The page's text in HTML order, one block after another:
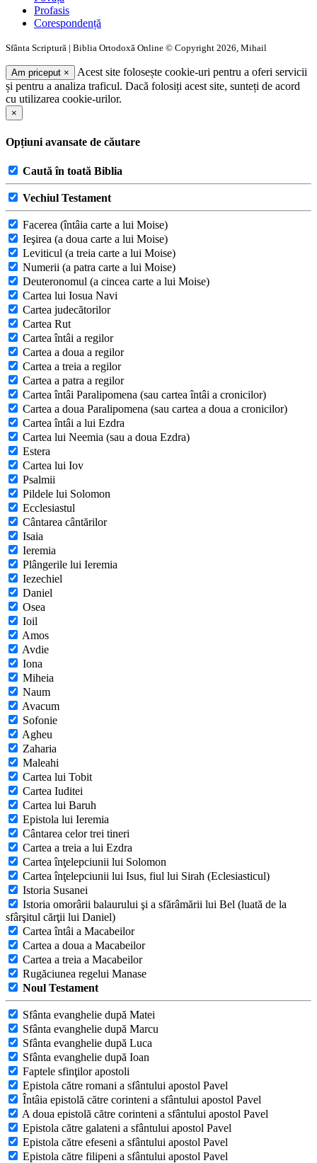
Profasis
Corespondență
Sfânta Scriptură | Biblia Ortodoxă Online © Copyright 2026, Mihail
Am priceput ×
Acest site folosește cookie-uri pentru a oferi servicii
și pentru a analiza traficul. Dacă folosiți acest site, sunteți de acord
cu utilizarea cookie-urilor.
×
Opțiuni avansate de căutare
Caută în toată Biblia
Vechiul Testament
Facerea (întâia carte a lui Moise)
Ieşirea (a doua carte a lui Moise)
Leviticul (a treia carte a lui Moise)
Numerii (a patra carte a lui Moise)
Deuteronomul (a cincea carte a lui Moise)
Cartea lui Iosua Navi
Cartea judecătorilor
Cartea Rut
Cartea întâi a regilor
Cartea a doua a regilor
Cartea a treia a regilor
Cartea a patra a regilor
Cartea întâi Paralipomena (sau cartea întâi a cronicilor)
Cartea a doua Paralipomena (sau cartea a doua a cronicilor)
Cartea întâi a lui Ezdra
Cartea lui Neemia (sau a doua Ezdra)
Estera
Cartea lui Iov
Psalmii
Pildele lui Solomon
Ecclesiastul
Cântarea cântărilor
Isaia
Ieremia
Plângerile lui Ieremia
Iezechiel
Daniel
Osea
Ioil
Amos
Avdie
Iona
Miheia
Naum
Avacum
Sofonie
Agheu
Zaharia
Maleahi
Cartea lui Tobit
Cartea Iuditei
Cartea lui Baruh
Epistola lui Ieremia
Cântarea celor trei tineri
Cartea a treia a lui Ezdra
Cartea înţelepciunii lui Solomon
Cartea înţelepciunii lui Isus, fiul lui Sirah (Eclesiasticul)
Istoria Susanei
Istoria omorârii balaurului şi a sfărâmării lui Bel (luată de la
sfârşitul cărţii lui Daniel)
Cartea întâi a Macabeilor
Cartea a doua a Macabeilor
Cartea a treia a Macabeilor
Rugăciunea regelui Manase
Noul Testament
Sfânta evanghelie după Matei
Sfânta evanghelie după Marcu
Sfânta evanghelie după Luca
Sfânta evanghelie după Ioan
Faptele sfinţilor apostoli
Epistola către romani a sfântului apostol Pavel
Întâia epistolă către corinteni a sfântului apostol Pavel
A doua epistolă către corinteni a sfântului apostol Pavel
Epistola către galateni a sfântului apostol Pavel
Epistola către efeseni a sfântului apostol Pavel
Epistola către filipeni a sfântului apostol Pavel